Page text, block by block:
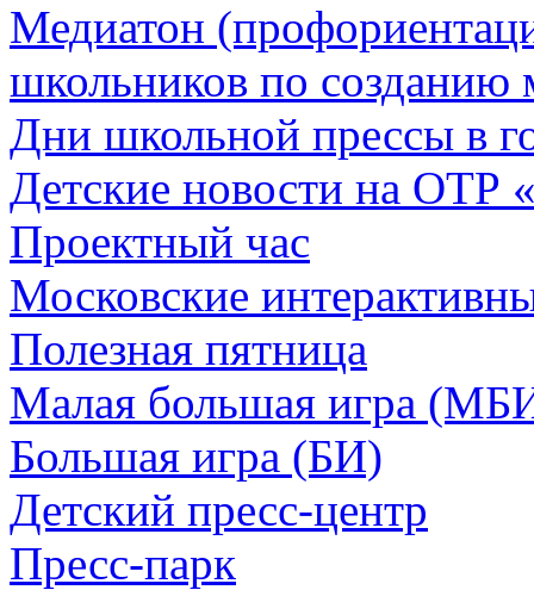
Медиатон
школьников по созданию
Дни школьной прессы в
Детские новости на ОТР
Проектный час
Московские
Полезная пятница
Малая большая игра
Большая игра (БИ)
Детский пресс-центр
Пресс-парк